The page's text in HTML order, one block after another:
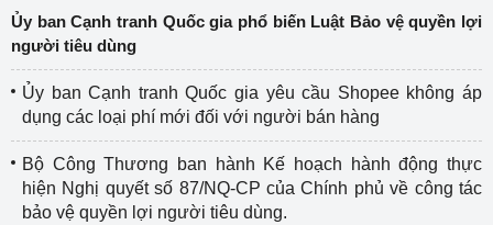
Ủy ban Cạnh tranh Quốc gia phổ biến Luật Bảo vệ quyền lợi
người tiêu dùng
Ủy ban Cạnh tranh Quốc gia yêu cầu Shopee không áp
dụng các loại phí mới đối với người bán hàng
Bộ Công Thương ban hành Kế hoạch hành động thực
hiện Nghị quyết số 87/NQ-CP của Chính phủ về công tác
bảo vệ quyền lợi người tiêu dùng.